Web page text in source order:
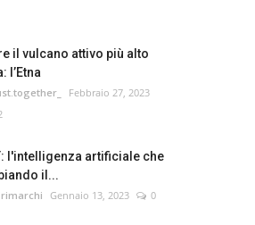
il vulcano attivo più alto
l’Etna
Febbraio 27, 2023
l'intelligenza artificiale che
il...
Gennaio 13, 2023
0